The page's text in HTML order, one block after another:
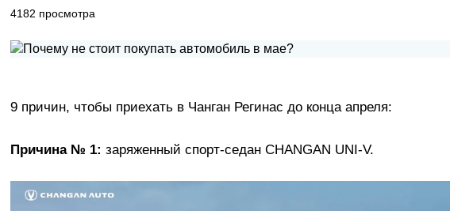
4182 просмотра
9 причин, чтобы приехать в Чанган Регинас до конца апреля:
Причина № 1: заряженный спорт-седан CHANGAN UNI-V.